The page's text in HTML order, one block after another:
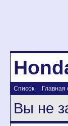
Список Главная
Вы не